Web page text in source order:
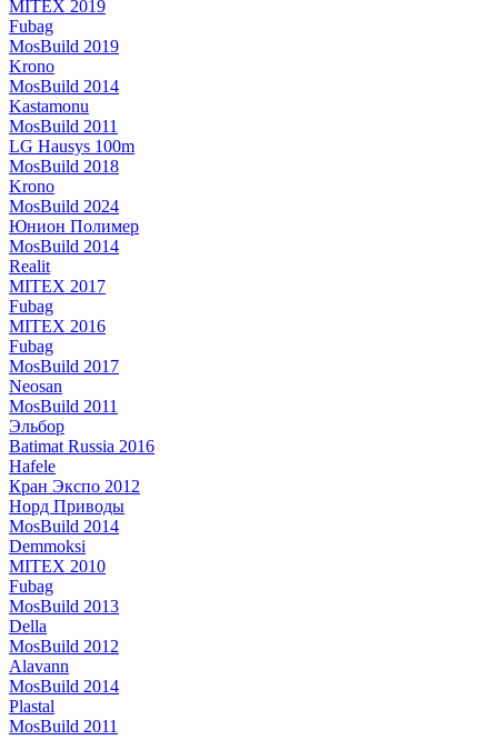
MITEX 2019
Fubag
MosBuild 2019
Krono
MosBuild 2014
Kastamonu
MosBuild 2011
LG Hausys 100m
MosBuild 2018
Krono
MosBuild 2024
Юнион Полимер
MosBuild 2014
Realit
MITEX 2017
Fubag
MITEX 2016
Fubag
MosBuild 2017
Neosan
MosBuild 2011
Эльбор
Batimat Russia 2016
Hafele
Кран Экспо 2012
Норд Приводы
MosBuild 2014
Demmoksi
MITEX 2010
Fubag
MosBuild 2013
Della
MosBuild 2012
Alavann
MosBuild 2014
Plastal
MosBuild 2011